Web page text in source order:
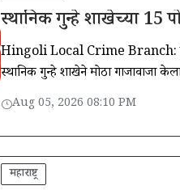
स्थानिक गुन्हे शाखेच्या 15
Hingoli Local Crime Branch:
स्थानिक गुन्हे शाखेने मोठा गाजावाजा
Aug 05, 2026 08:10 PM
महाराष्ट्र